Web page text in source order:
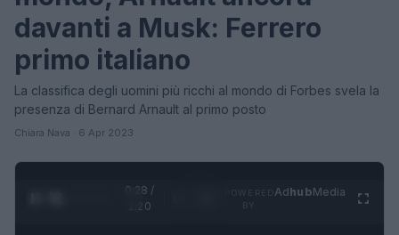
davanti a Musk: Ferrero
primo italiano
La classifica degli uomini più ricchi al mondo di Forbes svela la
presenza di Bernard Arnault al primo posto
Chiara Nava · 6 Apr 2023
0:30 /
1:20
AdhubMedia